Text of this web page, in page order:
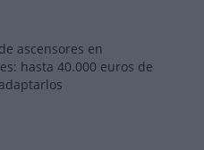
ascensores en
hasta 40.000 euros de